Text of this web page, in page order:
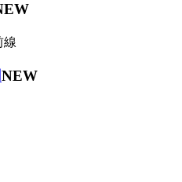
線
NEW